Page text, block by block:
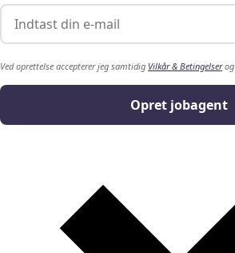
Ved oprettelse accepterer jeg samtidig Vilkår & Betingelserog
Opret jobagent